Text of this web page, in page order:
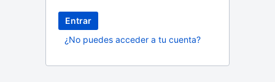
¿No puedes acceder a tu cuenta?